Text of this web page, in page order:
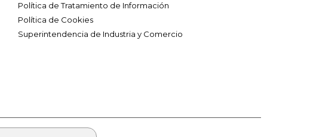
Política de Tratamiento de Información
Política de Cookies
Superintendencia de Industria y Comercio